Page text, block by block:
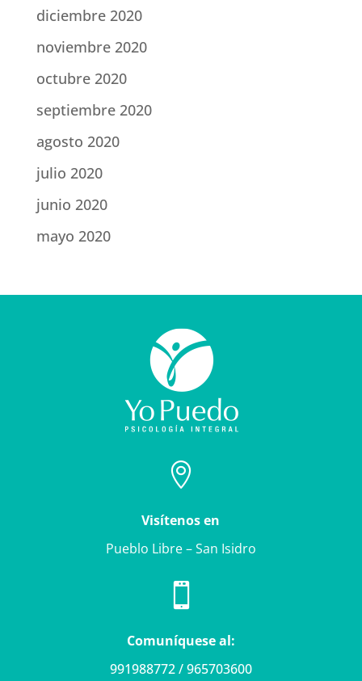
diciembre 2020
noviembre 2020
octubre 2020
septiembre 2020
agosto 2020
julio 2020
junio 2020
mayo 2020

Visítenos en
Pueblo Libre – San Isidro

Comuníquese al:
991988772 / 965703600